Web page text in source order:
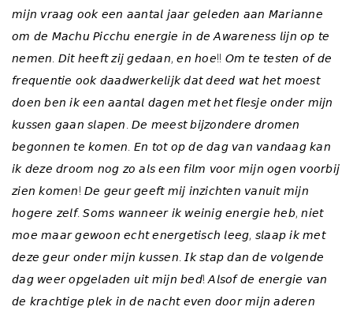
𝘮𝘪𝘫𝘯 𝘷𝘳𝘢𝘢𝘨 𝘰𝘰𝘬 𝘦𝘦𝘯 𝘢𝘢𝘯𝘵𝘢𝘭 𝘫𝘢𝘢𝘳 𝘨𝘦𝘭𝘦𝘥𝘦𝘯 𝘢𝘢𝘯 𝘔𝘢𝘳𝘪𝘢𝘯𝘯𝘦
𝘰𝘮 𝘥𝘦 𝘔𝘢𝘤𝘩𝘶 𝘗𝘪𝘤𝘤𝘩𝘶 𝘦𝘯𝘦𝘳𝘨𝘪𝘦 𝘪𝘯 𝘥𝘦 𝘈𝘸𝘢𝘳𝘦𝘯𝘦𝘴𝘴 𝘭𝘪𝘫𝘯 𝘰𝘱 𝘵𝘦
𝘯𝘦𝘮𝘦𝘯. 𝘋𝘪𝘵 𝘩𝘦𝘦𝘧𝘵 𝘻𝘪𝘫 𝘨𝘦𝘥𝘢𝘢𝘯, 𝘦𝘯 𝘩𝘰𝘦!! 𝘖𝘮 𝘵𝘦 𝘵𝘦𝘴𝘵𝘦𝘯 𝘰𝘧 𝘥𝘦
𝘧𝘳𝘦𝘲𝘶𝘦𝘯𝘵𝘪𝘦 𝘰𝘰𝘬 𝘥𝘢𝘢𝘥𝘸𝘦𝘳𝘬𝘦𝘭𝘪𝘫𝘬 𝘥𝘢𝘵 𝘥𝘦𝘦𝘥 𝘸𝘢𝘵 𝘩𝘦𝘵 𝘮𝘰𝘦𝘴𝘵
𝘥𝘰𝘦𝘯 𝘣𝘦𝘯 𝘪𝘬 𝘦𝘦𝘯 𝘢𝘢𝘯𝘵𝘢𝘭 𝘥𝘢𝘨𝘦𝘯 𝘮𝘦𝘵 𝘩𝘦𝘵 𝘧𝘭𝘦𝘴𝘫𝘦 𝘰𝘯𝘥𝘦𝘳 𝘮𝘪𝘫𝘯
𝘬𝘶𝘴𝘴𝘦𝘯 𝘨𝘢𝘢𝘯 𝘴𝘭𝘢𝘱𝘦𝘯. 𝘋𝘦 𝘮𝘦𝘦𝘴𝘵 𝘣𝘪𝘫𝘻𝘰𝘯𝘥𝘦𝘳𝘦 𝘥𝘳𝘰𝘮𝘦𝘯
𝘣𝘦𝘨𝘰𝘯𝘯𝘦𝘯 𝘵𝘦 𝘬𝘰𝘮𝘦𝘯. 𝘌𝘯 𝘵𝘰𝘵 𝘰𝘱 𝘥𝘦 𝘥𝘢𝘨 𝘷𝘢𝘯 𝘷𝘢𝘯𝘥𝘢𝘢𝘨 𝘬𝘢𝘯
𝘪𝘬 𝘥𝘦𝘻𝘦 𝘥𝘳𝘰𝘰𝘮 𝘯𝘰𝘨 𝘻𝘰 𝘢𝘭𝘴 𝘦𝘦𝘯 𝘧𝘪𝘭𝘮 𝘷𝘰𝘰𝘳 𝘮𝘪𝘫𝘯 𝘰𝘨𝘦𝘯 𝘷𝘰𝘰𝘳𝘣𝘪𝘫
𝘻𝘪𝘦𝘯 𝘬𝘰𝘮𝘦𝘯! 𝘋𝘦 𝘨𝘦𝘶𝘳 𝘨𝘦𝘦𝘧𝘵 𝘮𝘪𝘫 𝘪𝘯𝘻𝘪𝘤𝘩𝘵𝘦𝘯 𝘷𝘢𝘯𝘶𝘪𝘵 𝘮𝘪𝘫𝘯
𝘩𝘰𝘨𝘦𝘳𝘦 𝘻𝘦𝘭𝘧. 𝘚𝘰𝘮𝘴 𝘸𝘢𝘯𝘯𝘦𝘦𝘳 𝘪𝘬 𝘸𝘦𝘪𝘯𝘪𝘨 𝘦𝘯𝘦𝘳𝘨𝘪𝘦 𝘩𝘦𝘣, 𝘯𝘪𝘦𝘵
𝘮𝘰𝘦 𝘮𝘢𝘢𝘳 𝘨𝘦𝘸𝘰𝘰𝘯 𝘦𝘤𝘩𝘵 𝘦𝘯𝘦𝘳𝘨𝘦𝘵𝘪𝘴𝘤𝘩 𝘭𝘦𝘦𝘨, 𝘴𝘭𝘢𝘢𝘱 𝘪𝘬 𝘮𝘦𝘵
𝘥𝘦𝘻𝘦 𝘨𝘦𝘶𝘳 𝘰𝘯𝘥𝘦𝘳 𝘮𝘪𝘫𝘯 𝘬𝘶𝘴𝘴𝘦𝘯. 𝘐𝘬 𝘴𝘵𝘢𝘱 𝘥𝘢𝘯 𝘥𝘦 𝘷𝘰𝘭𝘨𝘦𝘯𝘥𝘦
𝘥𝘢𝘨 𝘸𝘦𝘦𝘳 𝘰𝘱𝘨𝘦𝘭𝘢𝘥𝘦𝘯 𝘶𝘪𝘵 𝘮𝘪𝘫𝘯 𝘣𝘦𝘥! 𝘈𝘭𝘴𝘰𝘧 𝘥𝘦 𝘦𝘯𝘦𝘳𝘨𝘪𝘦 𝘷𝘢𝘯
𝘥𝘦 𝘬𝘳𝘢𝘤𝘩𝘵𝘪𝘨𝘦 𝘱𝘭𝘦𝘬 𝘪𝘯 𝘥𝘦 𝘯𝘢𝘤𝘩𝘵 𝘦𝘷𝘦𝘯 𝘥𝘰𝘰𝘳 𝘮𝘪𝘫𝘯 𝘢𝘥𝘦𝘳𝘦𝘯